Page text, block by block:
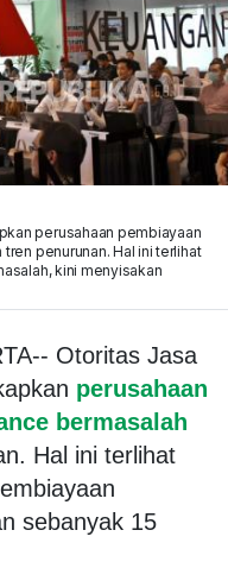
perusahaan pembiayaan
penurunan. Hal ini terlihat
kini menyisakan
Otoritas Jasa
perusahaan
bermasalah
Hal ini terlihat
sebanyak 15